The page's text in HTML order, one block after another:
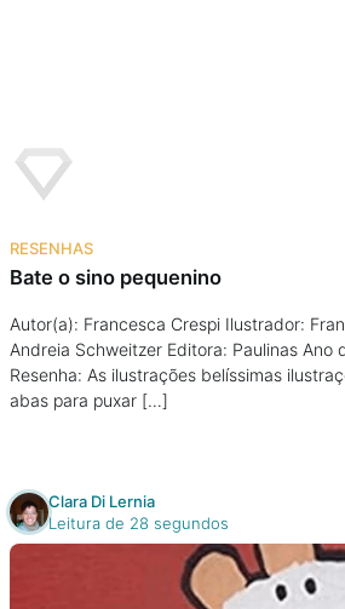
Taba na Escola
RESENHAS
Bate o sino pequenino
Autor(a): Francesca Crespi Ilustrador:
Andreia Schweitzer Editora: Paulinas Ano
Resenha: As ilustrações belíssimas
abas para puxar […]
Clara Di Lernia
Leitura de 28 segundos